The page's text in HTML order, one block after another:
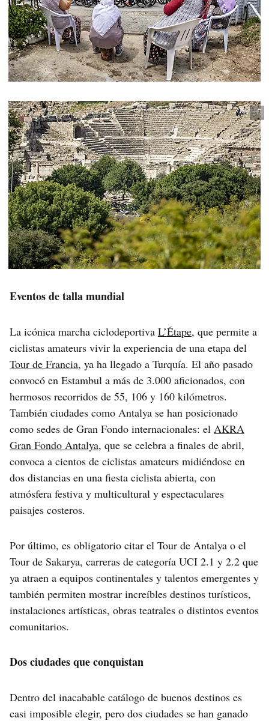
Eventos de talla mundial
La icónica marcha ciclodeportiva L’Étape, que permite a
ciclistas amateurs vivir la experiencia de una etapa del
Tour de Francia, ya ha llegado a Turquía. El año pasado
convocó en Estambul a más de 3.000 aficionados, con
hermosos recorridos de 55, 106 y 160 kilómetros.
También ciudades como Antalya se han posicionado
como sedes de Gran Fondo internacionales: el AKRA
Gran Fondo Antalya, que se celebra a finales de abril,
convoca a cientos de ciclistas amateurs midiéndose en
dos distancias en una fiesta ciclista abierta, con
atmósfera festiva y multicultural y espectaculares
paisajes costeros.
Por último, es obligatorio citar el Tour de Antalya o el
Tour de Sakarya, carreras de categoría UCI 2.1 y 2.2 que
ya atraen a equipos continentales y talentos emergentes y
también permiten mostrar increíbles destinos turísticos,
instalaciones artísticas, obras teatrales o distintos eventos
comunitarios.
Dos ciudades que conquistan
Dentro del inacabable catálogo de buenos destinos es
casi imposible elegir, pero dos ciudades se han ganado